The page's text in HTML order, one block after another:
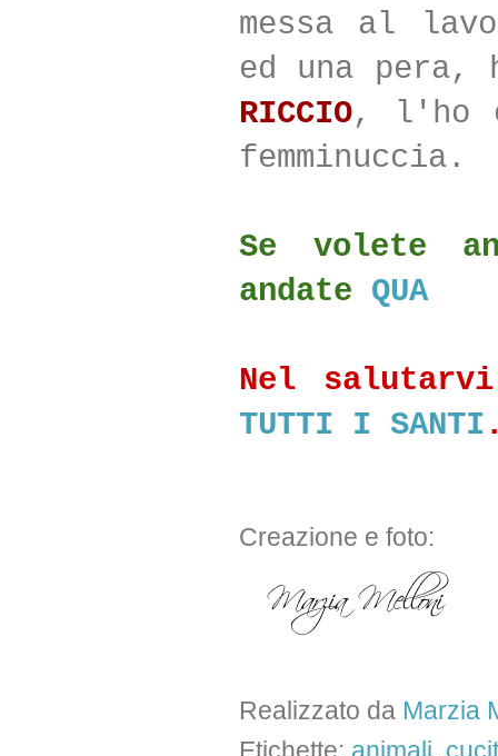
messa al
ed una
RICCIO, l'ho
femminuccia.
Se volete
andate QUA
Nel
TUTTI I SANTI
Creazione e foto:
Realizzato da Marzia